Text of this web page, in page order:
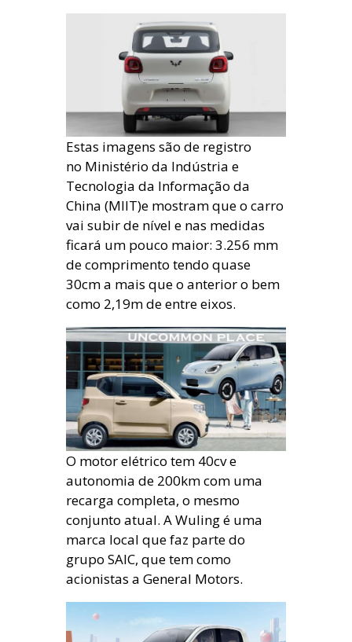
Estas imagens são de registro
no Ministério da Indústria e
Tecnologia da Informação da
China (MIIT)e mostram que o carro
vai subir de nível e nas medidas
ficará um pouco maior: 3.256 mm
de comprimento tendo quase
30cm a mais que o anterior o bem
como 2,19m de entre eixos.
O motor elétrico tem 40cv e
autonomia de 200km com uma
recarga completa, o mesmo
conjunto atual. A Wuling é uma
marca local que faz parte do
grupo SAIC, que tem como
acionistas a General Motors.